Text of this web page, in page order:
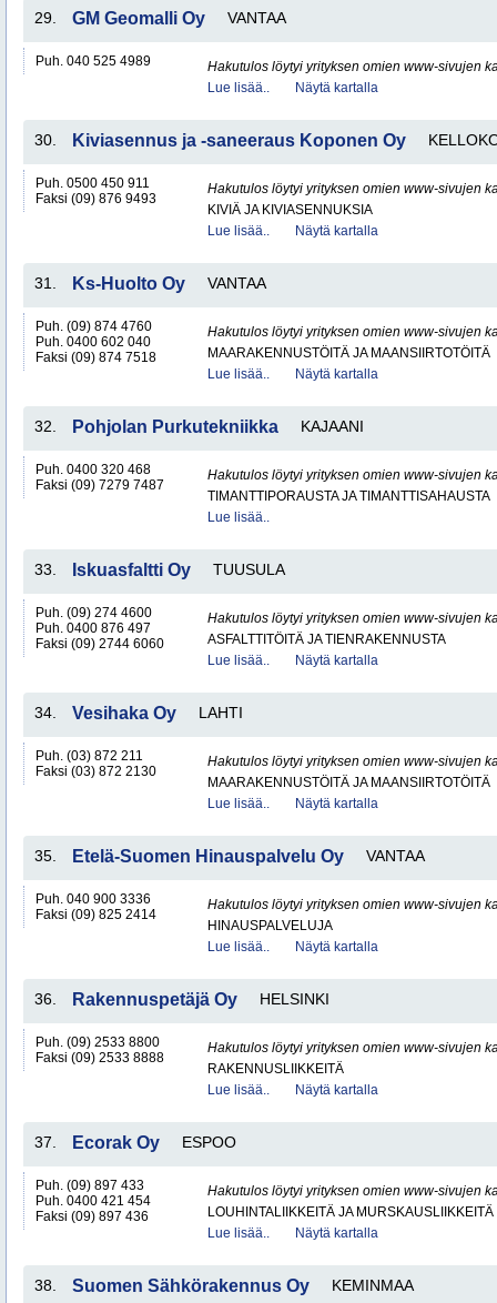
29. GM Geomalli Oy VANTAA
Puh. 040 525 4989
Hakutulos löytyi yrityksen omien www-sivujen
Lue lisää..
Näytä kartalla
30. Kiviasennus ja -saneeraus Koponen Oy
Puh. 0500 450 911
Faksi (09) 876 9493
Hakutulos löytyi yrityksen omien www-sivujen
KIVIÄ JA KIVIASENNUKSIA
Lue lisää..
Näytä kartalla
31. Ks-Huolto Oy VANTAA
Puh. (09) 874 4760
Puh. 0400 602 040
Faksi (09) 874 7518
Hakutulos löytyi yrityksen omien www-sivujen
MAARAKENNUSTÖITÄ JA MAANSIIRTOTÖITÄ
Lue lisää..
Näytä kartalla
32. Pohjolan Purkutekniikka KAJAANI
Puh. 0400 320 468
Faksi (09) 7279 7487
Hakutulos löytyi yrityksen omien www-sivujen
TIMANTTIPORAUSTA JA TIMANTTISAHAUSTA
Lue lisää..
33. Iskuasfaltti Oy TUUSULA
Puh. (09) 274 4600
Puh. 0400 876 497
Faksi (09) 2744 6060
Hakutulos löytyi yrityksen omien www-sivujen
ASFALTTITÖITÄ JA TIENRAKENNUSTA
Lue lisää..
Näytä kartalla
34. Vesihaka Oy LAHTI
Puh. (03) 872 211
Faksi (03) 872 2130
Hakutulos löytyi yrityksen omien www-sivujen
MAARAKENNUSTÖITÄ JA MAANSIIRTOTÖITÄ
Lue lisää..
Näytä kartalla
35. Etelä-Suomen Hinauspalvelu Oy VANTAA
Puh. 040 900 3336
Faksi (09) 825 2414
Hakutulos löytyi yrityksen omien www-sivujen
HINAUSPALVELUJA
Lue lisää..
Näytä kartalla
36. Rakennuspetäjä Oy HELSINKI
Puh. (09) 2533 8800
Faksi (09) 2533 8888
Hakutulos löytyi yrityksen omien www-sivujen
RAKENNUSLIIKKEITÄ
Lue lisää..
Näytä kartalla
37. Ecorak Oy ESPOO
Puh. (09) 897 433
Puh. 0400 421 454
Faksi (09) 897 436
Hakutulos löytyi yrityksen omien www-sivujen
LOUHINTALIIKKEITÄ JA MURSKAUSLIIKKEITÄ
Lue lisää..
Näytä kartalla
38. Suomen Sähkörakennus Oy KEMINMAA